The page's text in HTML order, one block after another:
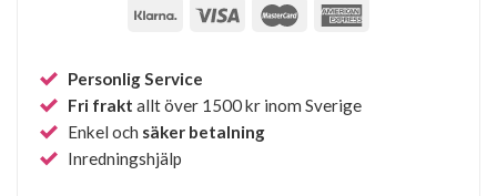
Personlig Service
Fri frakt allt över 1500 kr inom Sverige
Enkel och säker betalning
Inredningshjälp